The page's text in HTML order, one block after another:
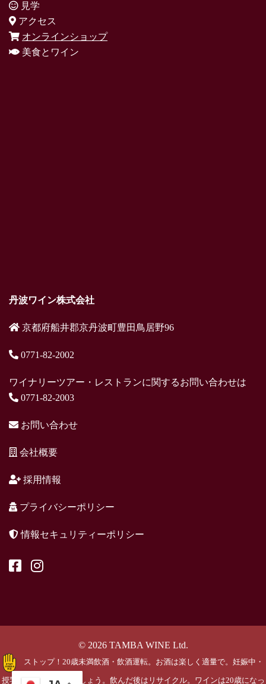
見学
アクセス
オンラインショップ
美食とワイン
丹波ワイン株式会社
京都府船井郡京丹波町豊田鳥居野96
0771-82-2002
ワイナリーツアー・レストランに関するお問い合わせは
0771-82-2003
お問い合わせ
会社概要
採用情報
プライバシーポリシー
情報セキュリティーポリシー
© 2026 TAMBA WINE Ltd.
ストップ！20歳未満飲酒・飲酒運転。お酒は楽しく適量で。妊娠中・
授乳期の飲酒はやめましょう。飲んだ後はリサイクル。ワインは20歳になっ